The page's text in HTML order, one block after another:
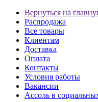
Вернуться на
Распродажа
Все товары
Клиентам
Доставка
Оплата
Контакты
Условия работы
Вакансии
Ассоль в